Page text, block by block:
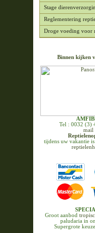
Stage
Reglementering
Droge voeding voor
Binnen kijken
Tel : 0032 (3)
mail
tijdens uw vakantie
Groot aanbod
paludaria in
Supergrote keuze